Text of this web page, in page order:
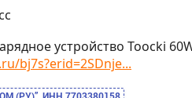
устройство Toocki
bj7s?erid=2SDnje...